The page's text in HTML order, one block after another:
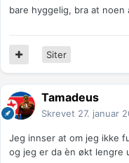
bare hyggelig, bra at
Siter
Tamadeus
Skrevet 27. januar
Jeg innser at om jeg ikke
og jeg er da èn økt lengre